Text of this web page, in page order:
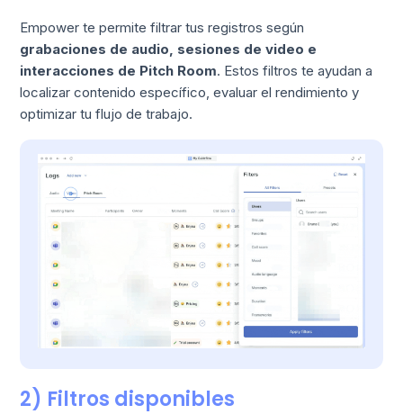
Empower te permite filtrar tus registros según
grabaciones de audio, sesiones de video e
interacciones de Pitch Room. Estos filtros te ayudan a
localizar contenido específico, evaluar el rendimiento y
optimizar tu flujo de trabajo.
2) Filtros disponibles